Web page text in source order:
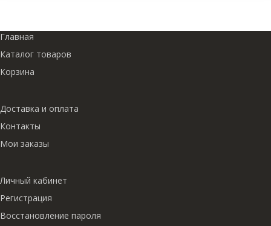
Главная
Каталог товаров
Корзина
Доставка и оплата
Контакты
Мои заказы
Личный кабинет
Регистрация
Восстановление пароля